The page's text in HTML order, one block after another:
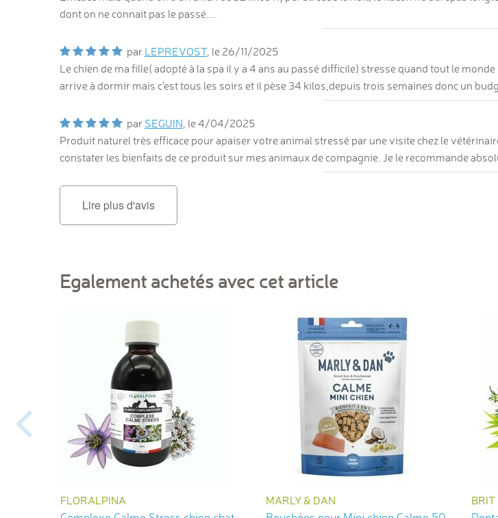
dont on ne connait pas le passé....
par LEPREVOST, le 26/11/2025
Le chien de ma fille( adopté à la spa il y a 4 ans au passé difficile) stresse quand tout le
arrive à dormir mais c'est tous les soirs et il pèse 34 kilos,depuis trois semaines donc un
par SEGUIN, le4/04/2025
Produit naturel très efficace pour apaiser votre animal stressé par une visite chez le
constater les bienfaits de ce produit sur mes animaux de compagnie. Je le recommande
Lire plus d'avis
Egalement achetés avec cet article
FLORALPINA MARLY & DAN BRIT